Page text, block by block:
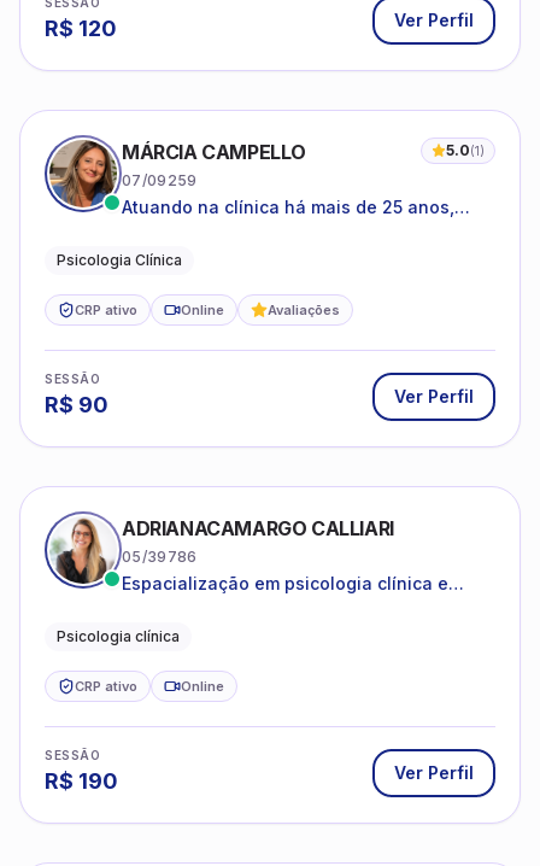
R$ 120 Ver Perfil
MÁRCIA CAMPELLO 5.0(1)
07/09259
Atuando na clínica há mais de 25 anos,
estruturas, com experiência em
Psicologia Clínica
CRP ativo Online Avaliações
SESSÃO
R$ 90 Ver Perfil
ADRIANACAMARGO CALLIARI
05/39786
Espacialização em psicologia clínica e
Psicologia clínica
CRP ativo Online
SESSÃO
R$ 190 Ver Perfil